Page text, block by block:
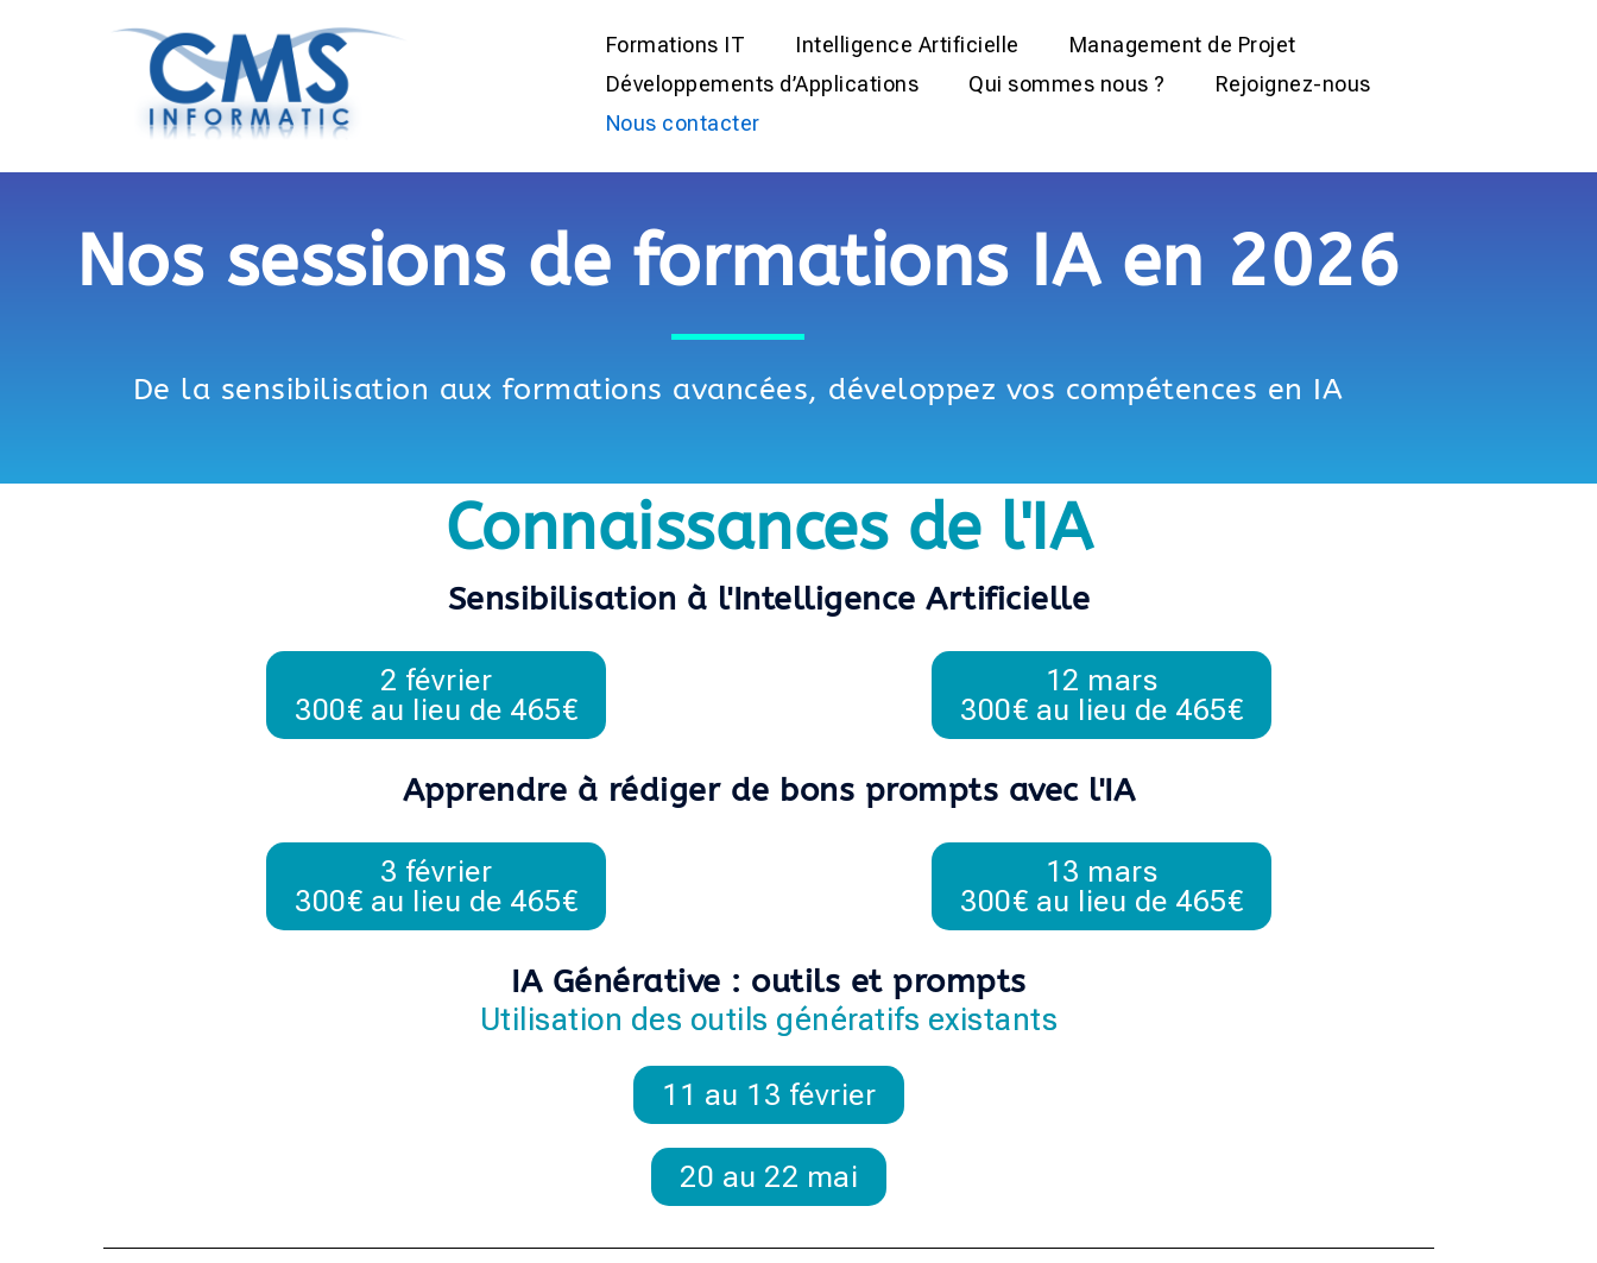
Formations IT Intelligence Artificielle
Management de Projet
Développements d’Applications
Qui sommes nous ?
Rejoignez-nous
Nous contacter
Nos sessions de formations IA en 2026
De la sensibilisation aux formations avancées, développez vos compétences en IA
Connaissances de l'IA
Sensibilisation à l'Intelligence Artificielle
2 février
300€ au lieu de 465€
12 mars
300€ au lieu de 465€
Apprendre à rédiger de bons prompts avec l'IA
3 février
300€ au lieu de 465€
13 mars
300€ au lieu de 465€
IA Générative : outils et prompts
Utilisation des outils génératifs existants
11 au 13 février
20 au 22 mai